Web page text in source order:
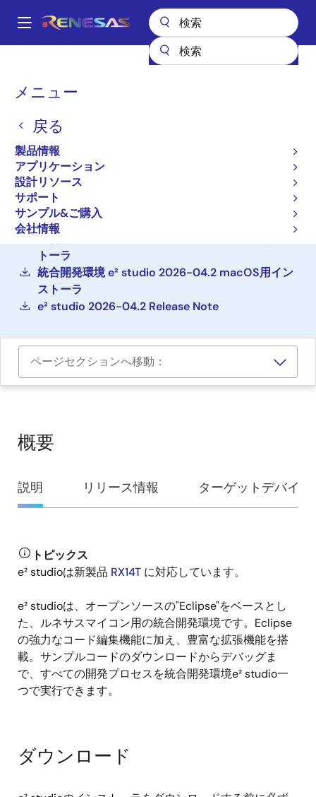
ン
Main
メニュー
戻る
製品情報
アプリケーション
設計リソース
サポート
サンプル&ご購入
会社情報
パ
く
ず
統合開発環境 e² studio RX
ファミリ向け情報
IDEとコーディングツール
統合開発環境 e² studio 2026-04.2 Windows用イ
ンストーラ
統合開発環境 e² studio 2026-04.2 Linux用インス
トーラ
統合開発環境 e² studio 2026-04.2 macOS用イン
ストーラ
e² studio 2026-04.2 Release Note
ページセクションへ移動：
概要
概
要
説明 リリース情報 ターゲットデバイス
説
トピックス
e² studioは新製品 RX14T に対応しています。
e² studioは、オープンソースの"Eclipse"をベースとし
た、ルネサスマイコン用の統合開発環境です。Eclipse
の強力なコード編集機能に加え、豊富な拡張機能を搭
載。サンプルコードのダウンロードからデバッグま
で、すべての開発プロセスを統合開発環境e² studio一
つで実行できます。
ダウンロード